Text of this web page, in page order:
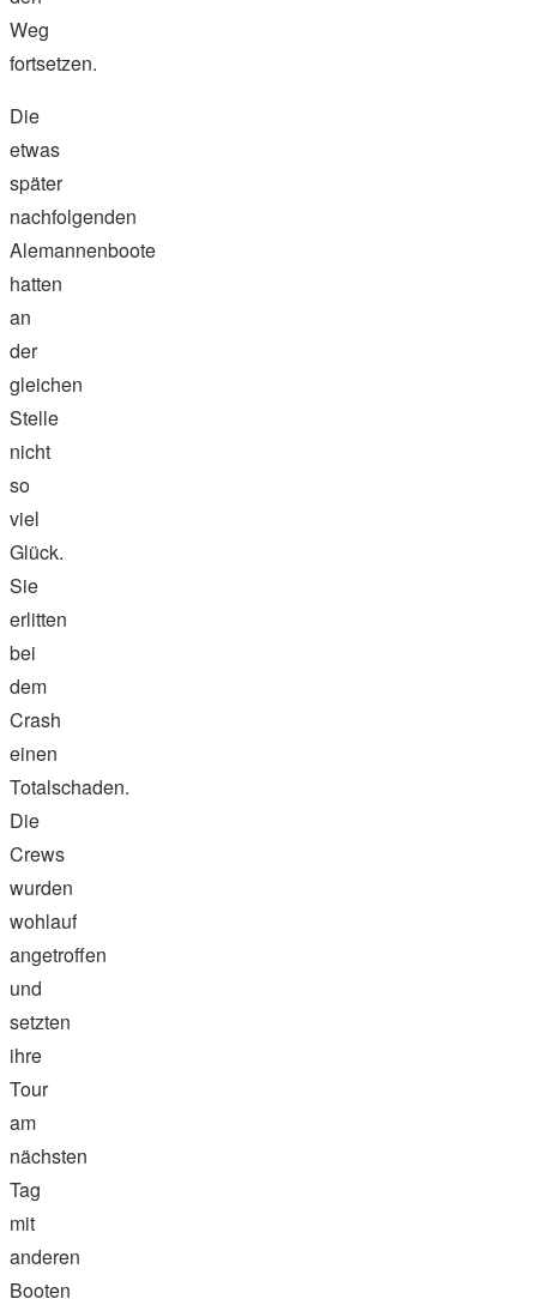
Weg
fortsetzen.
Die
etwas
später
nachfolgenden
Alemannenboote
hatten
an
der
gleichen
Stelle
nicht
so
viel
Glück.
Sie
erlitten
bei
dem
Crash
einen
Totalschaden.
Die
Crews
wurden
wohlauf
angetroffen
und
setzten
ihre
Tour
am
nächsten
Tag
mit
anderen
Booten